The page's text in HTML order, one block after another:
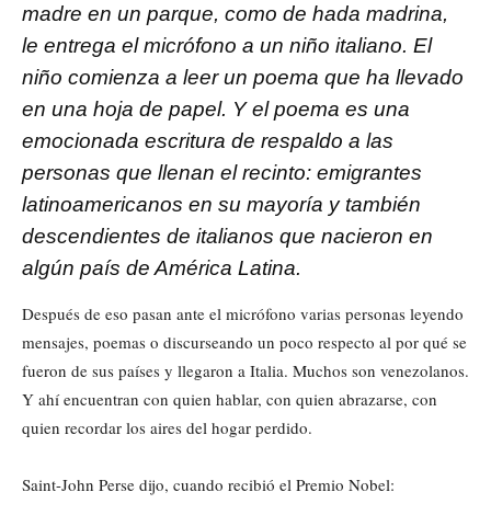
madre en un parque, como de hada madrina,
le entrega el micrófono a un niño italiano. El
niño comienza a leer un poema que ha llevado
en una hoja de papel. Y el poema es una
emocionada escritura de respaldo a las
personas que llenan el recinto: emigrantes
latinoamericanos en su mayoría y también
descendientes de italianos que nacieron en
algún país de América Latina.
Después de eso pasan ante el micrófono varias personas leyendo
mensajes, poemas o discurseando un poco respecto al por qué se
fueron de sus países y llegaron a Italia. Muchos son venezolanos.
Y ahí encuentran con quien hablar, con quien abrazarse, con
quien recordar los aires del hogar perdido.
Saint-John Perse dijo, cuando recibió el Premio Nobel: